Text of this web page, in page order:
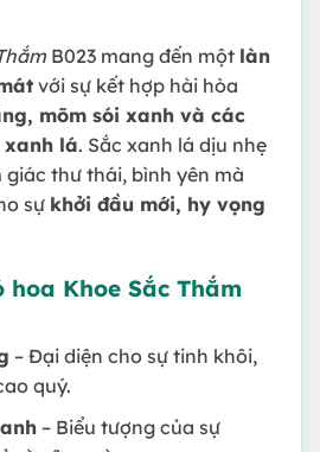
B023 mang đến một làn
với sự kết hợp hài hòa
mõm sói xanh và các
xanh lá. Sắc xanh lá dịu nhẹ
thư thái, bình yên mà
sự khởi đầu mới, hy vọng
hoa Khoe Sắc Thắm
– Đại diện cho sự tinh khôi,
quý.
– Biểu tượng của sự